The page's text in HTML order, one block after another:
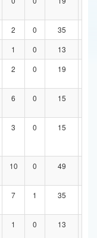
2 0 35
1 0 13
2 0 19
6 0 15
3 0 15
10 0 49
7 1 35
1 0 13